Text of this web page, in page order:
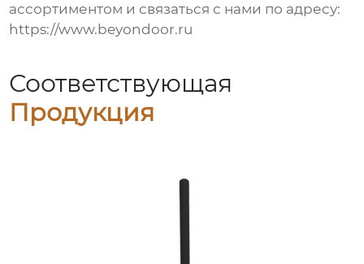
ассортиментом и связаться с нами по адресу:
https://www.beyondoor.ru
Соответствующая
Продукция